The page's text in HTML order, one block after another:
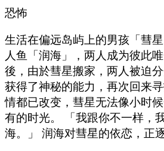
恐怖
生活在偏远岛屿上的男孩「彗
人鱼「润海」，两人成为彼此
後，由於彗星搬家，两人被迫
获得了神秘的能力，再次回来
情都已改变，彗星无法像小时
有的时光。 「我跟你不一样，
海。」 润海对彗星的依恋，正